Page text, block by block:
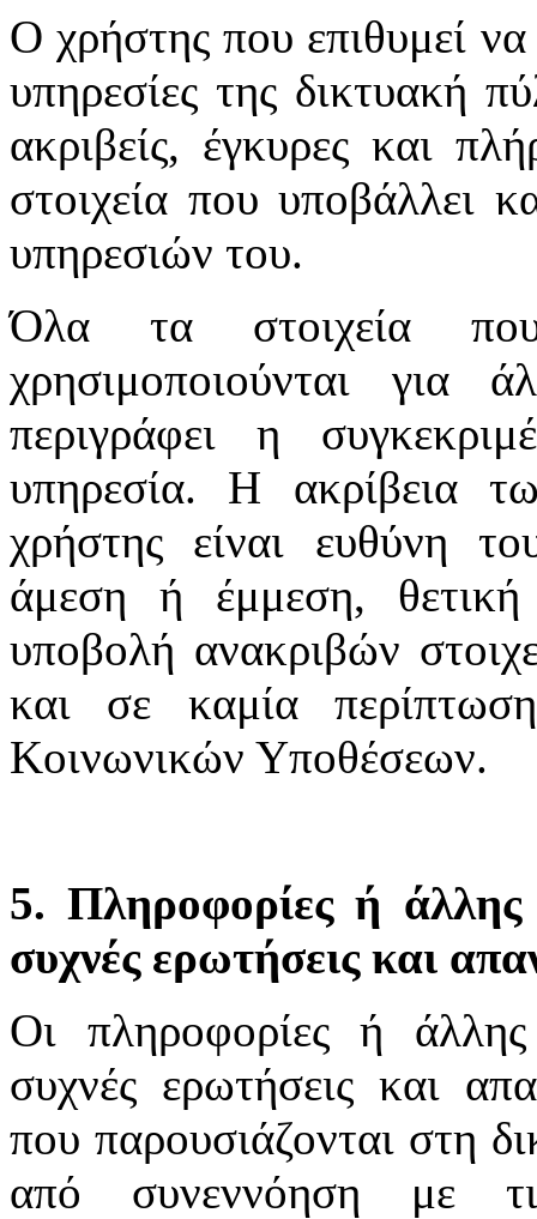
Ο χρήστης που επιθυμεί να
υπηρεσίες της δικτυακή
ακριβείς, έγκυρες και
στοιχεία που υποβάλλει
υπηρεσιών του.
Όλα τα στοιχεία
χρησιμοποιούνται
περιγράφει η
υπηρεσία. Η ακρίβεια
χρήστης είναι ευθύνη
άμεση ή έμμεση,
υποβολή ανακριβών
και σε καμία
Κοινωνικών Υποθέσεων.
5. Πληροφορίες ή άλλης
συχνές ερωτήσεις και
Οι πληροφορίες ή άλλης
συχνές ερωτήσεις και
που παρουσιάζονται στη
από συνεννόηση με